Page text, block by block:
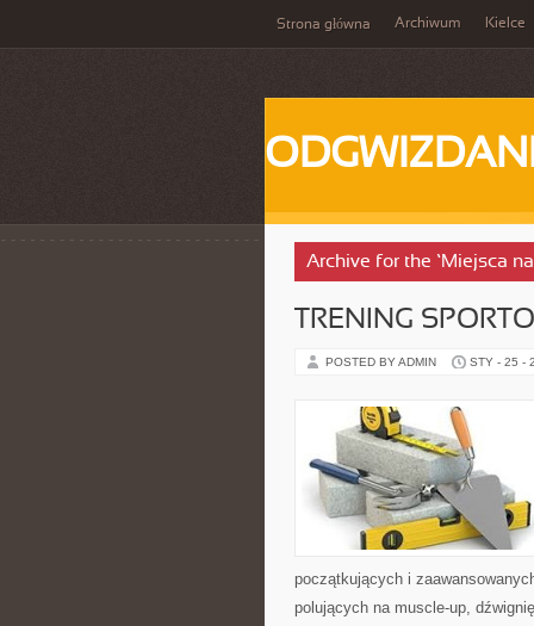
Strona główna Archiwum Kielce
Archive for the ‘Miejsca
TRENING
POSTED BY ADMIN STY - 25 -
początkujących i
polujących na muscle-up,